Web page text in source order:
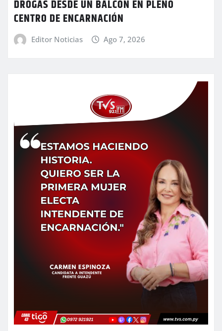
DROGAS DESDE UN BALCÓN EN PLENO
CENTRO DE ENCARNACIÓN
Editor Noticias Ago 7, 2026